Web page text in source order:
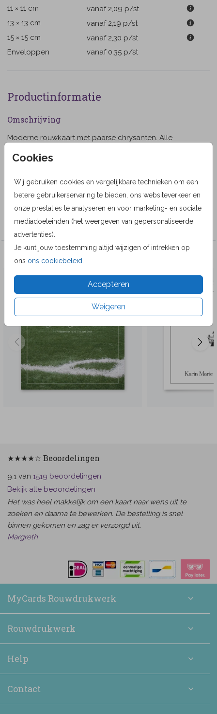
Cookies
Wij gebruiken cookies en vergelijkbare technieken om een
betere gebruikerservaring te bieden, ons websiteverkeer en
onze prestaties te analyseren en voor marketing- en sociale
mediadoeleinden (het weergeven van gepersonaliseerde
advertenties).
Je kunt jouw toestemming altijd wijzigen of intrekken op
ons ons cookiebeleid
Accepteren
Weigeren
11 × 11 cm
vanaf 2,09 p/st
13 × 13 cm
vanaf 2,19 p/st
15 × 15 cm
vanaf 2,30 p/st
Enveloppen
vanaf 0,35 p/st
Productinformatie
Omschrijving
Moderne rouwkaart met paarse chrysanten. Alle
te vervangen door een eigen versie (9999)
Designer
MyCards Design
Collectie
Veel gekozen producten
★★★★☆ Beoordelingen
9.1 van 1519 beoordelingen
Bekijk alle beoordelingen
Het was heel makkelijk om een kaart naar wens uit te
zoeken en daarna te bewerken. De bestelling is snel
binnen gekomen en zag er verzorgd uit.
Margreth
MyCards Rouwdrukwerk
Rouwdrukwerk
Help
Contact